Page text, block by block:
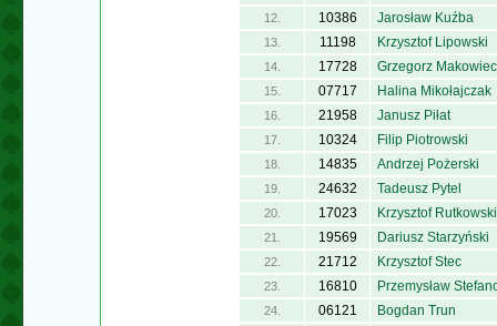
12. 10386 Jarosław Kuźba
13. 11198 Krzysztof Lipowski
14. 17728 Grzegorz
15. 07717 Halina Mikołajczak
16. 21958 Janusz Piłat
17. 10324 Filip Piotrowski
18. 14835 Andrzej Pożerski
19. 24632 Tadeusz Pytel
20. 17023 Krzysztof Rutkowski
21. 19569 Dariusz Starzyński
22. 21712 Krzysztof Stec
23. 16810 Przemysław
24. 06121 Bogdan Trun